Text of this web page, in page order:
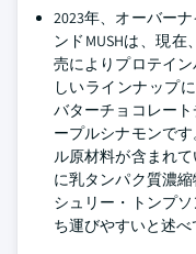
2023年、オーバー
ンドMUSHは、現
売によりプロテイ
しいラインナップ
バターチョコレー
ープルシナモンで
ル原材料が含まれ
に乳タンパク質濃
シュリー・トンプ
ち運びやすいと述べ